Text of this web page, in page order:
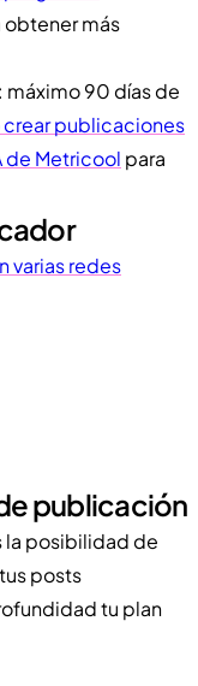
obtener más
: máximo 90 días de
publicaciones
de Metricool para
varias redes
publicación
la posibilidad de
posts
tu plan